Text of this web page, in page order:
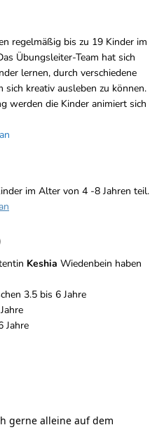
regelmäßig bis zu 19 Kinder im
Übungsleiter-Team hat sich
lernen, durch verschiedene
sich kreativ ausleben zu können.
werden die Kinder animiert sich
im Alter von 4 -8 Jahren teil.
Keshia Wiedenbein haben
3.5 bis 6 Jahre
Jahre
gerne alleine auf dem